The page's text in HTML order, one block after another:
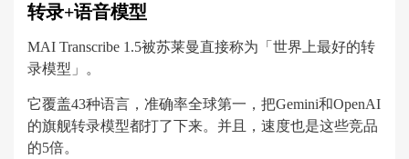
转录+语音模型
MAI Transcribe 1.5被苏莱曼直接称为「世界上最好的转
录模型」。
它覆盖43种语言，准确率全球第一，把Gemini和OpenAI
的旗舰转录模型都打了下来。并且，速度也是这些竞品
的5倍。